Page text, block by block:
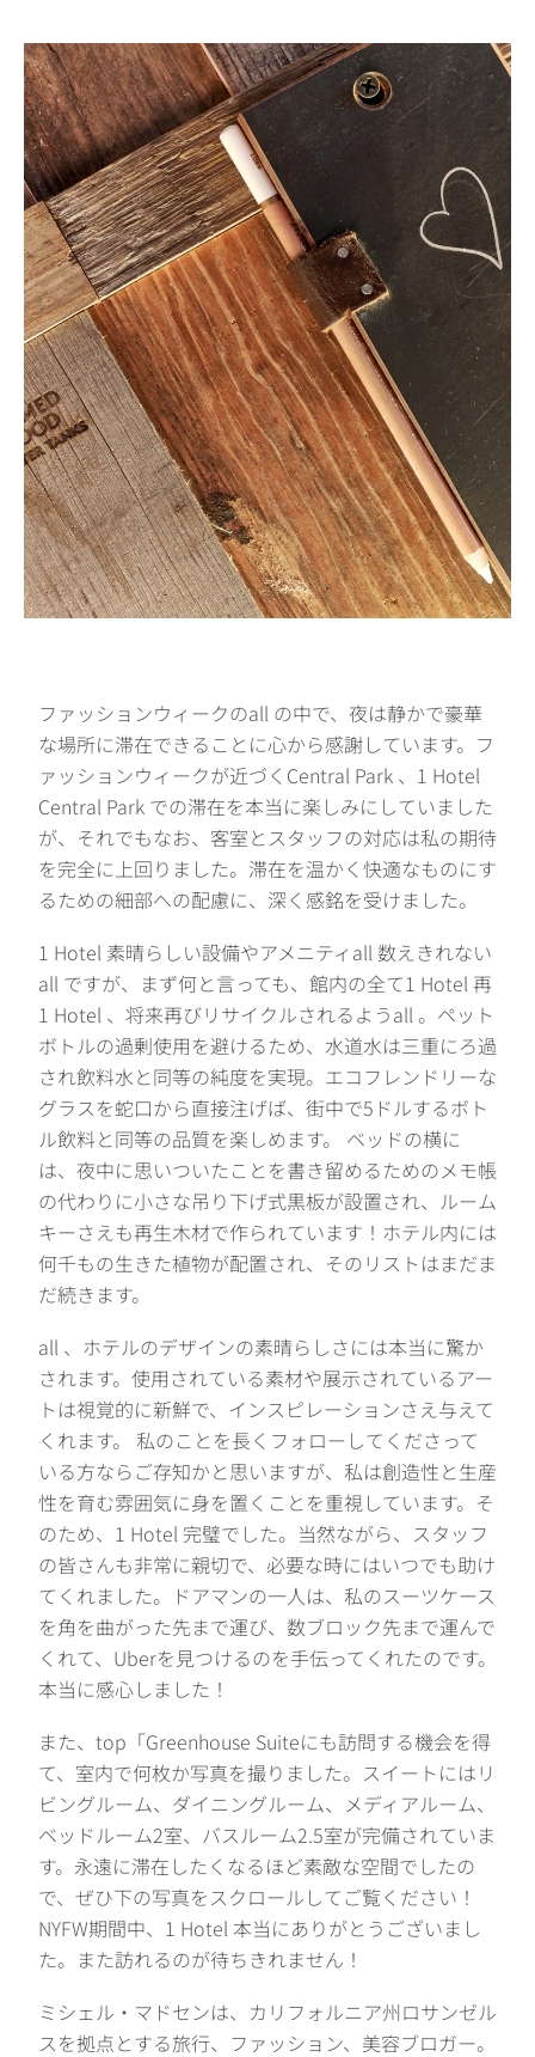
ファッションウィークのall の中で、夜は静かで豪華
な場所に滞在できることに心から感謝しています。フ
ァッションウィークが近づくCentral Park 、1 Hotel
Central Park での滞在を本当に楽しみにしていました
が、それでもなお、客室とスタッフの対応は私の期待
を完全に上回りました。滞在を温かく快適なものにす
るための細部への配慮に、深く感銘を受けました。
1 Hotel 素晴らしい設備やアメニティall 数えきれない
all ですが、まず何と言っても、館内の全て1 Hotel 再
1 Hotel 、将来再びリサイクルされるようall 。ペット
ボトルの過剰使用を避けるため、水道水は三重にろ過
され飲料水と同等の純度を実現。エコフレンドリーな
グラスを蛇口から直接注げば、街中で5ドルするボト
ル飲料と同等の品質を楽しめます。 ベッドの横に
は、夜中に思いついたことを書き留めるためのメモ帳
の代わりに小さな吊り下げ式黒板が設置され、ルーム
キーさえも再生木材で作られています！ホテル内には
何千もの生きた植物が配置され、そのリストはまだま
だ続きます。
all 、ホテルのデザインの素晴らしさには本当に驚か
されます。使用されている素材や展示されているアー
トは視覚的に新鮮で、インスピレーションさえ与えて
くれます。 私のことを長くフォローしてくださって
いる方ならご存知かと思いますが、私は創造性と生産
性を育む雰囲気に身を置くことを重視しています。そ
のため、1 Hotel 完璧でした。当然ながら、スタッフ
の皆さんも非常に親切で、必要な時にはいつでも助け
てくれました。ドアマンの一人は、私のスーツケース
を角を曲がった先まで運び、数ブロック先まで運んで
くれて、Uberを見つけるのを手伝ってくれたのです。
本当に感心しました！
また、top「Greenhouse Suiteにも訪問する機会を得
て、室内で何枚か写真を撮りました。スイートにはリ
ビングルーム、ダイニングルーム、メディアルーム、
ベッドルーム2室、バスルーム2.5室が完備されていま
す。永遠に滞在したくなるほど素敵な空間でしたの
で、ぜひ下の写真をスクロールしてご覧ください！
NYFW期間中、1 Hotel 本当にありがとうございまし
た。また訪れるのが待ちきれません！
ミシェル・マドセンは、カリフォルニア州ロサンゼル
スを拠点とする旅行、ファッション、美容ブロガー。